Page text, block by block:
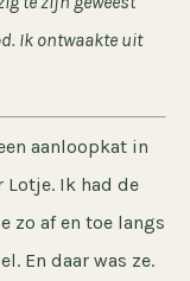
Ik ontwaakte uit
aanloopkat in
Lotje. Ik had de
zo af en toe langs
En daar was ze.